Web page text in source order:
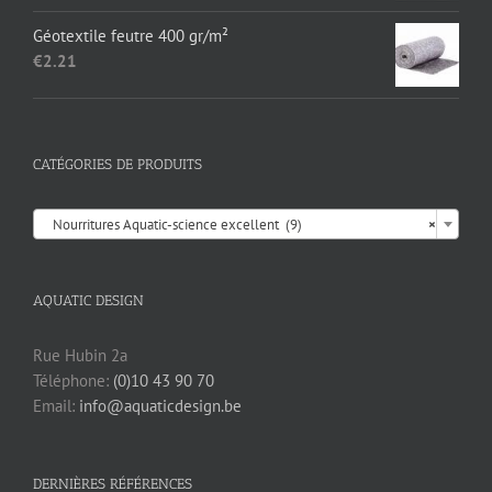
Géotextile feutre 400 gr/m²
€2.21
CATÉGORIES DE PRODUITS
×
Nourritures Aquatic-science excellent (9)
AQUATIC DESIGN
Rue Hubin 2a
Téléphone: (0)10 43 90 70
Email: info@aquaticdesign.be
DERNIÈRES RÉFÉRENCES